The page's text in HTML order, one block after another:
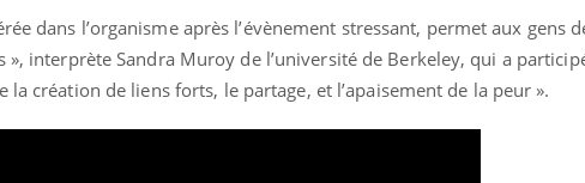
dans l’organisme après l’évènement stressant, permet aux gens
interprète Sandra Muroy de l’université de Berkeley, qui a
la création de liens forts, le partage, et l’apaisement de la peur ».